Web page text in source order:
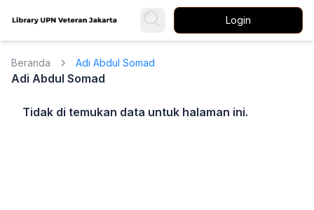
Login
Beranda Adi Abdul Somad
Adi Abdul Somad
Tidak di temukan data untuk halaman ini.